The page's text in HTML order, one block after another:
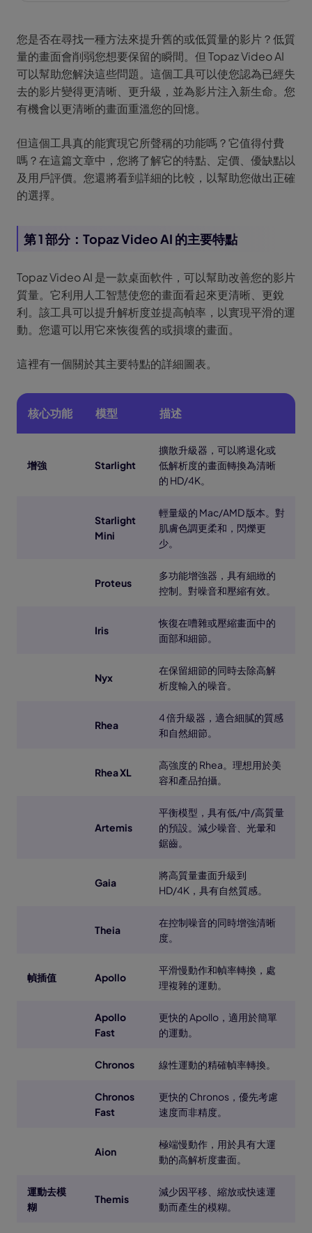
您是否在尋找一種方法來提升舊的或低質量的影片？低質
量的畫面會削弱您想要保留的瞬間。但 Topaz Video AI
可以幫助您解決這些問題。這個工具可以使您認為已經失
去的影片變得更清晰、更升級，並為影片注入新生命。您
有機會以更清晰的畫面重溫您的回憶。
但這個工具真的能實現它所聲稱的功能嗎？它值得付費
嗎？在這篇文章中，您將了解它的特點、定價、優缺點以
及用戶評價。您還將看到詳細的比較，以幫助您做出正確
的選擇。
第 1 部分：Topaz Video AI 的主要特點
Topaz Video AI 是一款桌面軟件，可以幫助改善您的影片
質量。它利用人工智慧使您的畫面看起來更清晰、更銳
利。該工具可以提升解析度並提高幀率，以實現平滑的運
動。您還可以用它來恢復舊的或損壞的畫面。
這裡有一個關於其主要特點的詳細圖表。
核心功能 模型 描述
增強 Starlight
擴散升級器，可以將退化或
低解析度的畫面轉換為清晰
的 HD/4K。
Starlight
Mini
輕量級的 Mac/AMD 版本。對
肌膚色調更柔和，閃爍更
少。
Proteus
多功能增強器，具有細緻的
控制。對噪音和壓縮有效。
Iris
恢復在嘈雜或壓縮畫面中的
面部和細節。
Nyx
在保留細節的同時去除高解
析度輸入的噪音。
Rhea
4 倍升級器，適合細膩的質感
和自然細節。
Rhea XL
高強度的 Rhea。理想用於美
容和產品拍攝。
Artemis
平衡模型，具有低/中/高質量
的預設。減少噪音、光暈和
鋸齒。
Gaia
將高質量畫面升級到
HD/4K，具有自然質感。
Theia
在控制噪音的同時增強清晰
度。
幀插值 Apollo
平滑慢動作和幀率轉換，處
理複雜的運動。
Apollo
Fast
更快的 Apollo，適用於簡單
的運動。
Chronos 線性運動的精確幀率轉換。
Chronos
Fast
更快的 Chronos，優先考慮
速度而非精度。
Aion
極端慢動作，用於具有大運
動的高解析度畫面。
運動去模
糊
Themis
減少因平移、縮放或快速運
動而產生的模糊。